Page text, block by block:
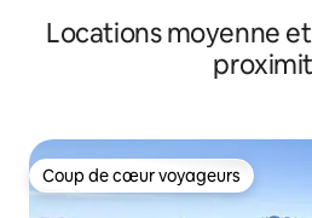
Locations moyenne
Coup de cœur voyageurs
Coup de cœur voyageurs